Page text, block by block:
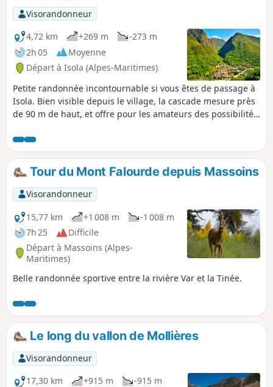
Visorandonneur
4,72 km
+269 m
-273 m
2h 05
Moyenne
Départ à Isola (Alpes-Maritimes)
Petite randonnée incontournable si vous êtes de passage à
Isola. Bien visible depuis le village, la cascade mesure près
de 90 m de haut, et offre pour les amateurs des possibilités
correctement aménagé.
Tour du Mont Falourde depuis Massoins
Visorandonneur
15,77 km
+1 008 m
-1 008 m
7h 25
Difficile
Départ à Massoins (Alpes-
Maritimes)
Belle randonnée sportive entre la rivière Var et la Tinée.
Le long du vallon de Mollières
Visorandonneur
17,30 km
+915 m
-915 m